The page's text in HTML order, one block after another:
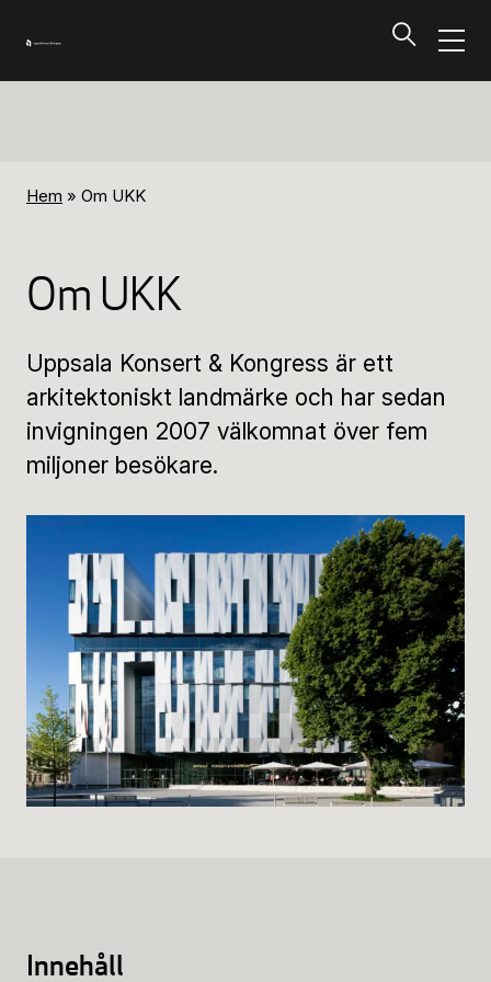
Kalendarium
Aktuella biljettsläpp
Presentkort på UKK
Program och biljetter
Biljettinformation
Att köpa biljett
Köp- & leveransvillkor
Hem » Om UKK
Om UKK
Uppsala Konsert & Kongress är ett
arkitektoniskt landmärke och har sedan
invigningen 2007 välkomnat över fem
miljoner besökare.
Innehåll